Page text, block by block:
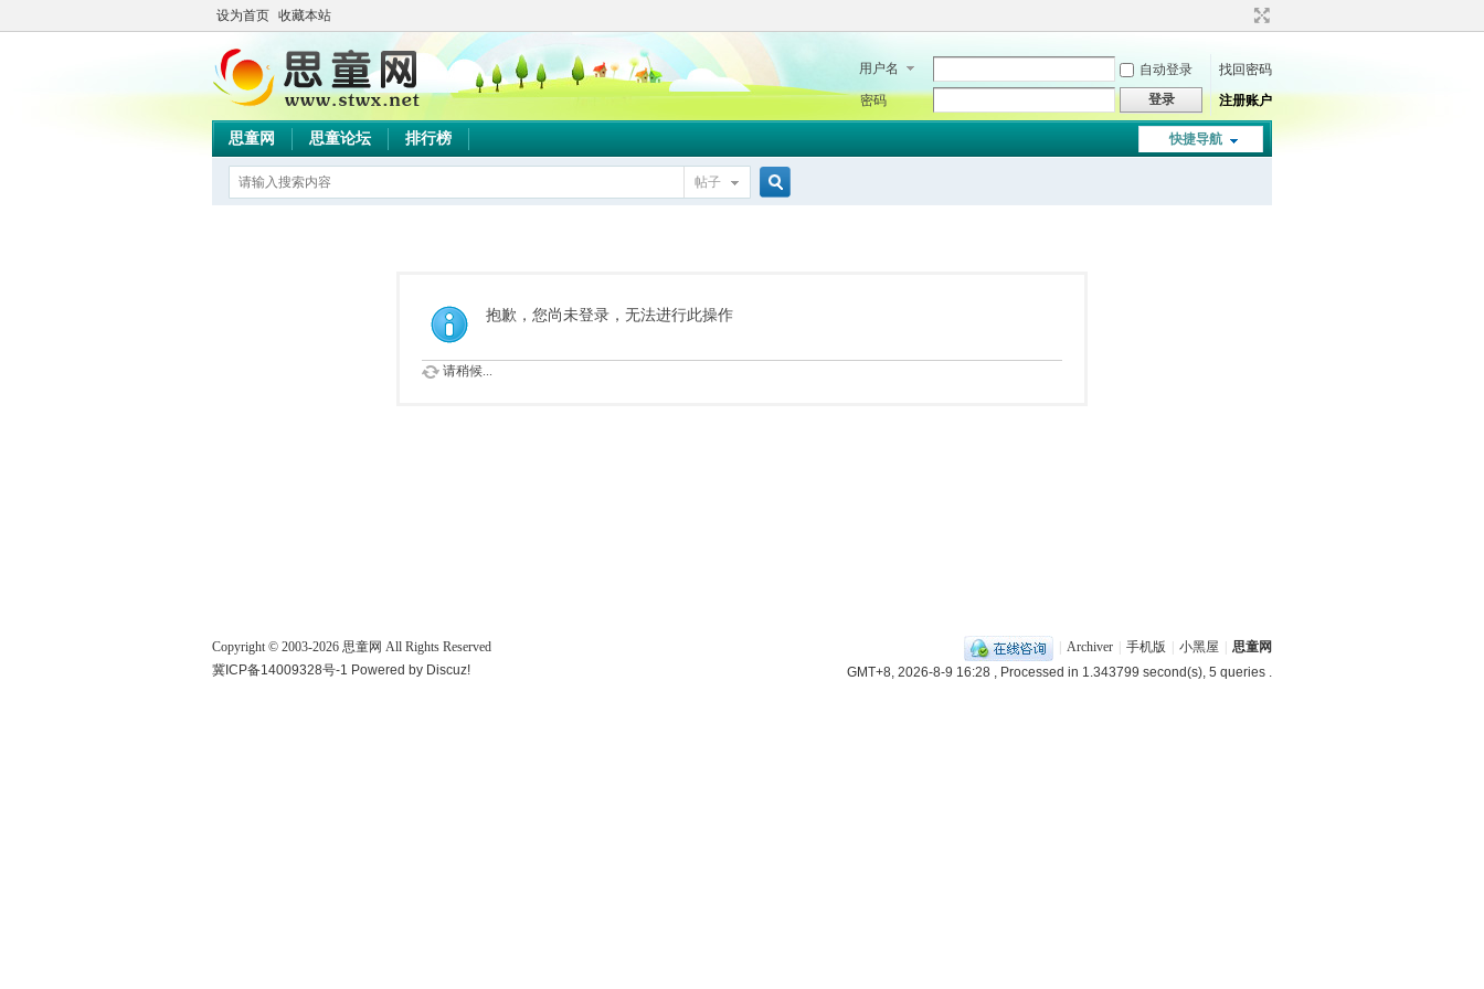
设为首页 收藏本站
用户名 自动登录
找回密码
密码
登录 注册账户
快捷导航
思童网 思童论坛 排行榜
帖子
抱歉，您尚未登录，无法进行此操作
请稍候...
Archiver 手机版 小黑屋
思童网
GMT+8, 2026-8-9 16:28 , Processed in 1.343799 second(s), 5 queries .
Copyright © 2003-2026 思童网 All Rights Reserved
冀ICP备14009328号-1 Powered by Discuz!